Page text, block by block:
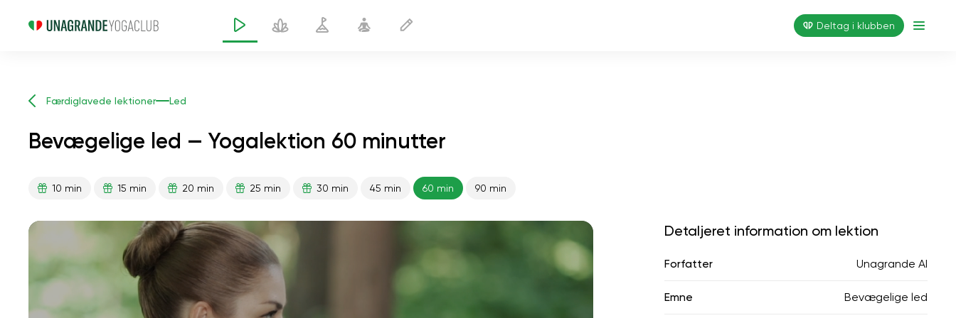
Deltag i klubben
Færdiglavede lektioner Led
Bevægelige led — Yogalektion 60 minutter
10 min 15 min 20 min 25 min 30 min 45 min 60 min 90 min
Detaljeret information om lektion
Forfatter Unagrande AI
Emne Bevægelige led